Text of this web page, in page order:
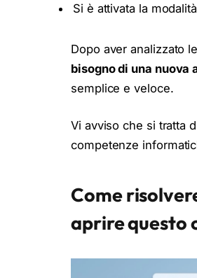
Si è attivata la
Dopo aver analizzato
bisogno di una nuova
semplice e veloce.
Vi avviso che si tratta
competenze
Come
aprire questo